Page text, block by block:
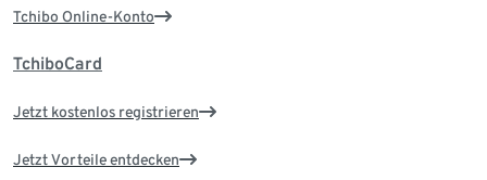
Tchibo Online-Konto
TchiboCard
Jetzt kostenlos registrieren
Jetzt Vorteile entdecken